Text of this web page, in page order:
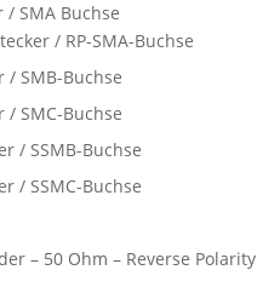
/ SMA Buchse
/ RP-SMA-Buchse
/ SMB-Buchse
/ SMC-Buchse
/ SSMB-Buchse
/ SSMC-Buchse
– 50 Ohm – Reverse Polarity